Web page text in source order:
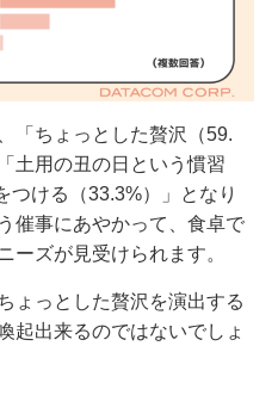
「ちょっとした贅沢（59.
土用の丑の日という慣習
つける（33.3%）」となり
催事にあやかって、食卓で
ーズが見受けられます。
ょっとした贅沢を演出する
起出来るのではないでしょ